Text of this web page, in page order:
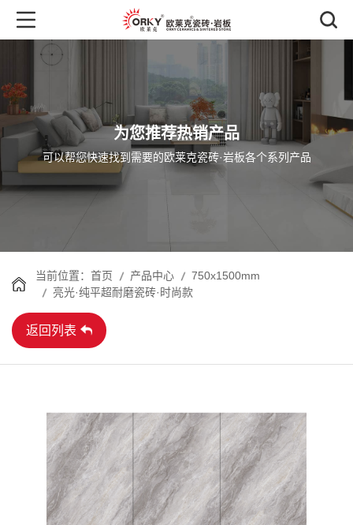
为您推荐热销产品
可以帮您快速找到需要的欧莱克瓷砖·岩板各个系列产品
返回列表
当前位置： 首页 产品中心
750x1500mm
亮光·纯平超耐磨瓷砖·时尚款